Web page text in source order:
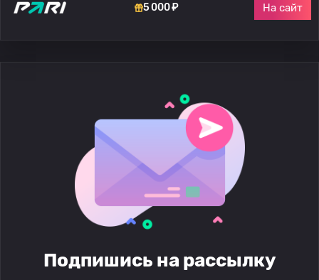
5 000 ₽ На сайт
Подпишись на рассылку